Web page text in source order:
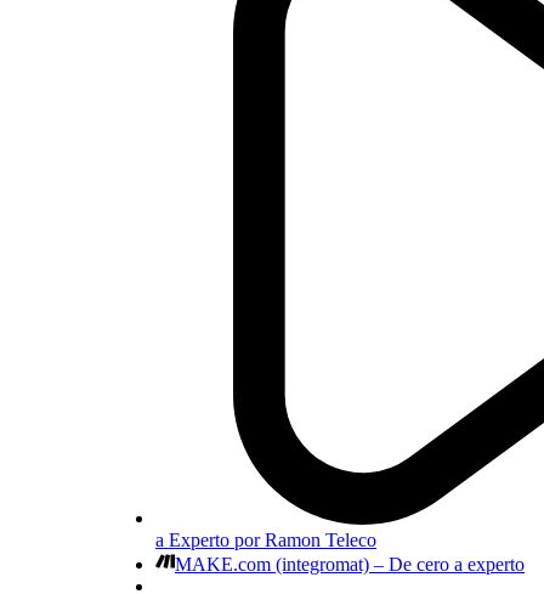
a Experto por Ramon Teleco
MAKE.com (integromat) – De cero a experto